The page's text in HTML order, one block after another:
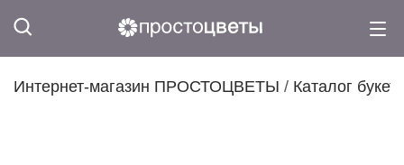
Интернет-магазин ПРОСТОЦВЕТЫ / Каталог